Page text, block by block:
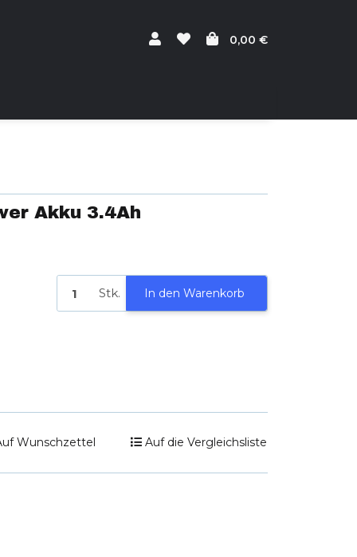
0,00 €
Akku 3.4Ah
Stk. In den Warenkorb
Wunschzettel Auf die Vergleichsliste